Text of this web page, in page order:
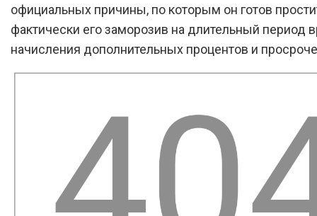
официальных причины, по которым он готов
фактически его заморозив на длительный период
начисления дополнительных процентов и